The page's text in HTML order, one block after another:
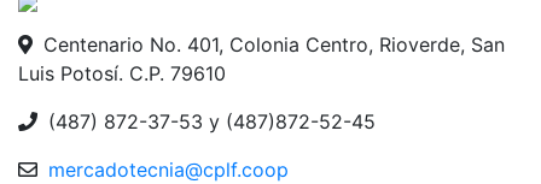
Centenario No. 401, Colonia Centro, Rioverde, San
Luis Potosí. C.P. 79610
(487) 872-37-53 y (487)872-52-45
mercadotecnia@cplf.coop